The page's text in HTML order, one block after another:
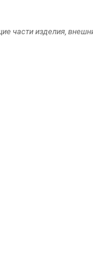
части изделия,